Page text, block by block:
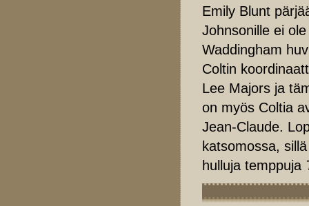
Emily Blunt
Johnsonille ei
Waddingham
Coltin
Lee Majors ja
on myös Coltia
Jean-Claude.
katsomossa,
hulluja temppuja